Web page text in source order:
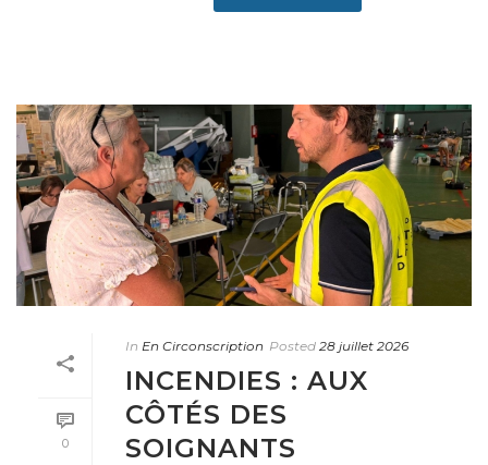
0
In En Circonscription Posted 28 juillet 2026
INCENDIES : AUX
CÔTÉS DES
SOIGNANTS